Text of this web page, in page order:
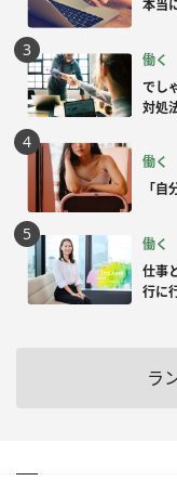
本当
働く
でし
対処
働く
「
働く
仕事
行に
ラ